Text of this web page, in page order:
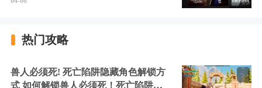
热门攻略
兽人必须死! 死亡陷阱隐藏角色解锁方
式 如何解锁兽人必须死！死亡陷阱中